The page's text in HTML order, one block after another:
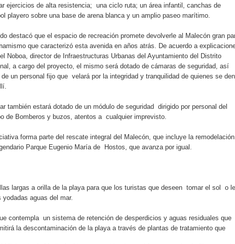
se unen al regreso de Pavel Núñez y su “Bipolarband” a Hard
que Banreservas seguirá impulsando la seguridad alimentaria
en Santiago el segundo Foro del Ahorro y la Inversión
el Centro de Retención de Vehículos de Pedro Brand
37001 y se convierte en la primera empresa del sector con
de pólizas con Inteligencia Artificial y reduce el proceso
el Coro Nacional Dominicano pondrán su sello a la Ceremonia
ejercicios de alta resistencia; una ciclo ruta; un área infantil, canchas de
playero sobre una base de arena blanca y un amplio paseo marítimo.
destacó que el espacio de recreación promete devolverle al Malecón gran
que caracterizó esta avenida en años atrás. De acuerdo a
Noboa, director de Infraestructuras Urbanas del Ayuntamiento del Distrito
a cargo del proyecto, el mismo será dotado de cámaras de seguridad, así
un personal fijo que velará por la integridad y tranquilidad de quienes se den
también estará dotado de un módulo de seguridad dirigido por personal del
de Bomberos y buzos, atentos a cualquier imprevisto.
forma parte del rescate integral del Malecón, que incluye la remodelación
Parque Eugenio María de Hostos, que avanza por igual.
largas a orilla de la playa para que los turistas que deseen tomar el sol o
aguas del mar.
contempla un sistema de retención de desperdicios y aguas residuales que
la descontaminación de la playa a través de plantas de tratamiento que